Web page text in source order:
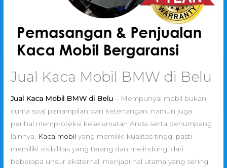
Jual Kaca Mobil BMW di Belu
Jual Kaca Mobil BMW di Belu – Mempunyai mobil bukan
cuma soal penampilan dan ketenangan, namun juga
perihal memproteksi keselamatan Anda serta penumpang
lainnya.
Kaca mobil yang memiliki kualitas tinggi pasti
memiliki visibilitas yang terang dan melindungi dari
beberapa unsur eksternal, menjadi hal utama yang sering